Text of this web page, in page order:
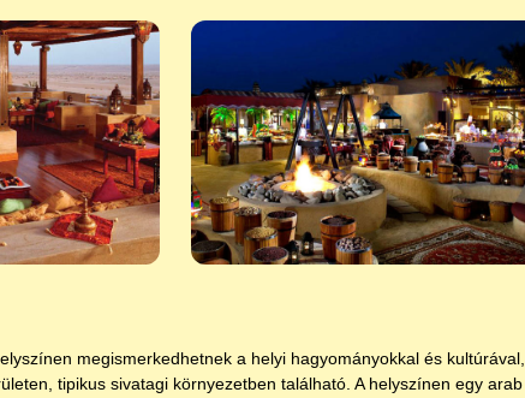
megismerkedhetnek a helyi hagyományokkal és kultúrával,
tipikus sivatagi környezetben található. A helyszínen egy arab